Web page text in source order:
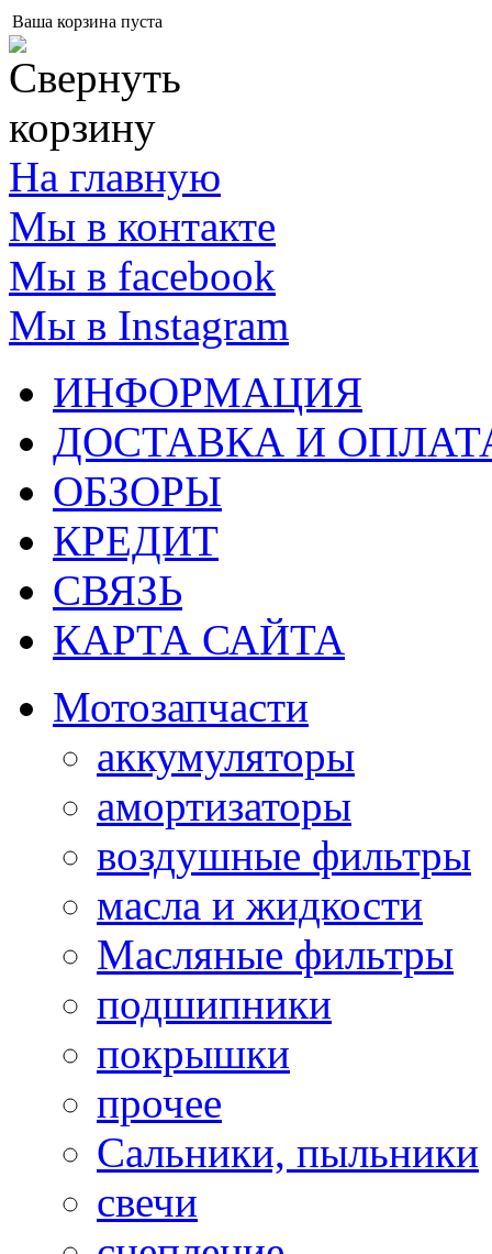
Ваша корзина пуста
На главную
Мы в контакте
Мы в facebook
Мы в Instagram
ИНФОРМАЦИЯ
ДОСТАВКА И
ОБЗОРЫ
КРЕДИТ
СВЯЗЬ
КАРТА САЙТА
Мотозапчасти
аккумуляторы
амортизаторы
воздушные фильтры
масла и жидкости
Масляные фильтры
подшипники
покрышки
прочее
Сальники, пыльники
свечи